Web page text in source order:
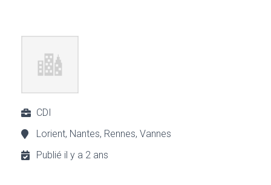
CDI
Lorient, Nantes, Rennes, Vannes
Publié il y a 2 ans